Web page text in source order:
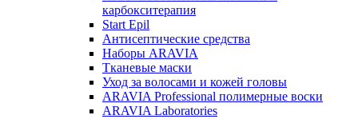
карбокситерапия
Start Epil
Антисептические средства
Наборы ARAVIA
Тканевые маски
Уход за волосами и кожей головы
ARAVIA Professional полимерные воски
ARAVIA Laboratories